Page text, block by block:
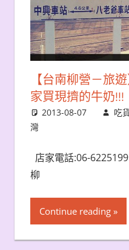
【台南柳營－旅
家買現擠的牛奶!!!
2013-08-07 吃
灣
店家電話:06-
柳
Continue reading